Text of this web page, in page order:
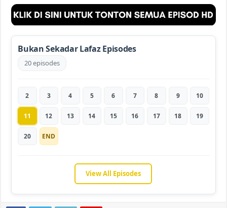
Bukan Sekadar Lafaz Episodes
20 episodes
2 3 4 5 6 7 8 9 10
11 12 13 14 15 16 17 18 19
20 END
View All Episodes